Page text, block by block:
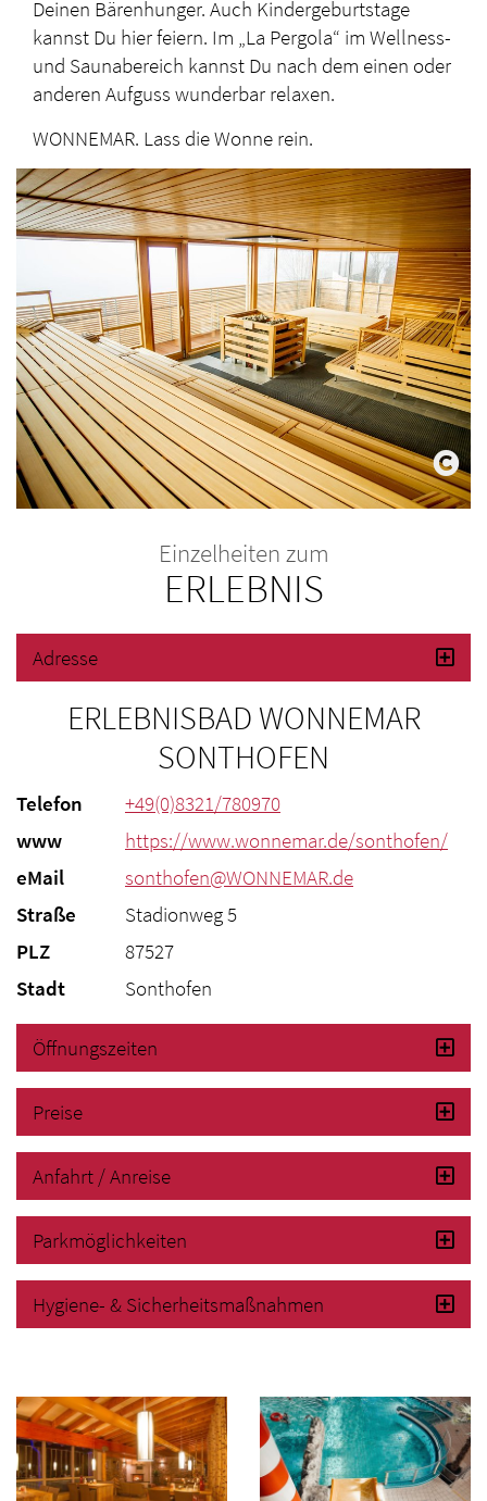
Deinen Bärenhunger. Auch Kindergeburtstage
kannst Du hier feiern. Im „La Pergola“ im Wellness-
und Saunabereich kannst Du nach dem einen oder
anderen Aufguss wunderbar relaxen.
WONNEMAR. Lass die Wonne rein.
Einzelheiten zum
ERLEBNIS
Adresse
ERLEBNISBAD WONNEMAR
SONTHOFEN
Telefon
+49(0)8321/780970
www
https://www.wonnemar.de/sonthofen/
eMail
sonthofen@WONNEMAR.de
Straße
Stadionweg 5
PLZ
87527
Stadt
Sonthofen
Öffnungszeiten
Preise
Anfahrt / Anreise
Parkmöglichkeiten
Hygiene- & Sicherheitsmaßnahmen